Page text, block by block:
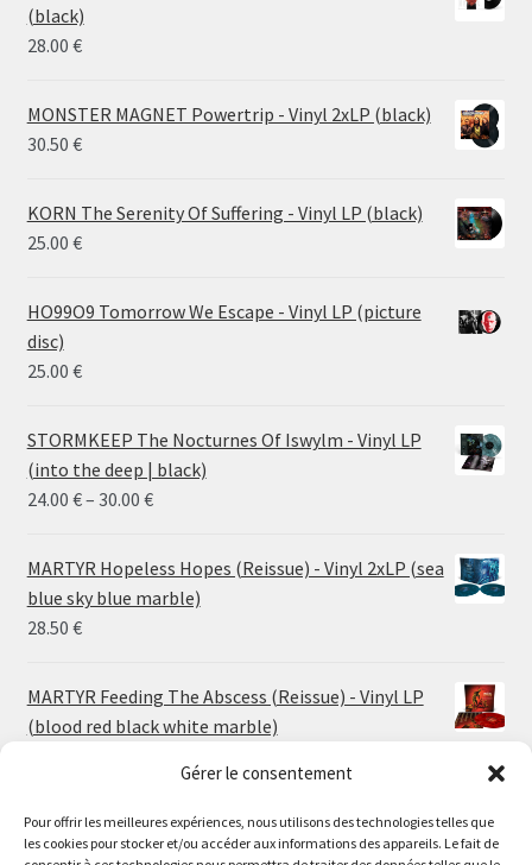
Gérer le consentement
Pour offrir les meilleures expériences, nous utilisons des technologies telles que
les cookies pour stocker et/ou accéder aux informations des appareils. Le fait de
(black)
28.00 €
MONSTER MAGNET Powertrip - Vinyl 2xLP (black)
30.50 €
KORN The Serenity Of Suffering - Vinyl LP (black)
25.00 €
HO99O9 Tomorrow We Escape - Vinyl LP (picture
disc)
25.00 €
STORMKEEP The Nocturnes Of Iswylm - Vinyl LP
(into the deep | black)
24.00 €– 30.00 €Price
24.00 €
through
MARTYR Hopeless Hopes (Reissue) - Vinyl 2xLP (sea
blue sky blue marble)
28.50 €
MARTYR Feeding The Abscess (Reissue) - Vinyl LP
(blood red black white marble)
MARTYR Warp Zone (Reissue) - Vinyl LP (swamp
green orange marble)